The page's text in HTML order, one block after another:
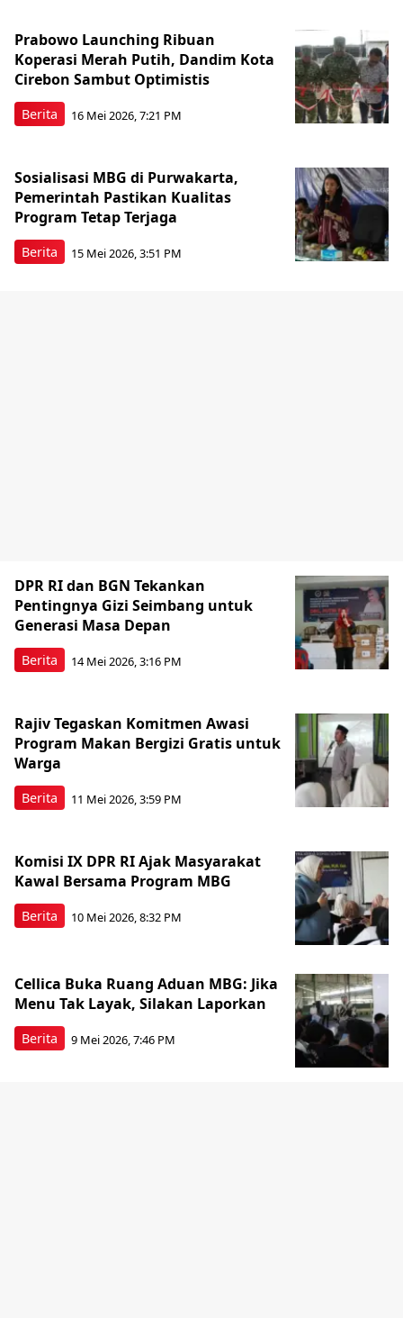
Berita
Prabowo Launching Ribuan
Koperasi Merah Putih, Dandim Kota
Cirebon Sambut Optimistis
16 Mei 2026, 7:21 PM
Berita
Sosialisasi MBG di Purwakarta,
Pemerintah Pastikan Kualitas
Program Tetap Terjaga
15 Mei 2026, 3:51 PM
Berita
DPR RI dan BGN Tekankan
Pentingnya Gizi Seimbang untuk
Generasi Masa Depan
14 Mei 2026, 3:16 PM
Berita
Rajiv Tegaskan Komitmen Awasi
Program Makan Bergizi Gratis untuk
Warga
11 Mei 2026, 3:59 PM
Berita
Komisi IX DPR RI Ajak Masyarakat
Kawal Bersama Program MBG
10 Mei 2026, 8:32 PM
Berita
Cellica Buka Ruang Aduan MBG: Jika
Menu Tak Layak, Silakan Laporkan
9 Mei 2026, 7:46 PM